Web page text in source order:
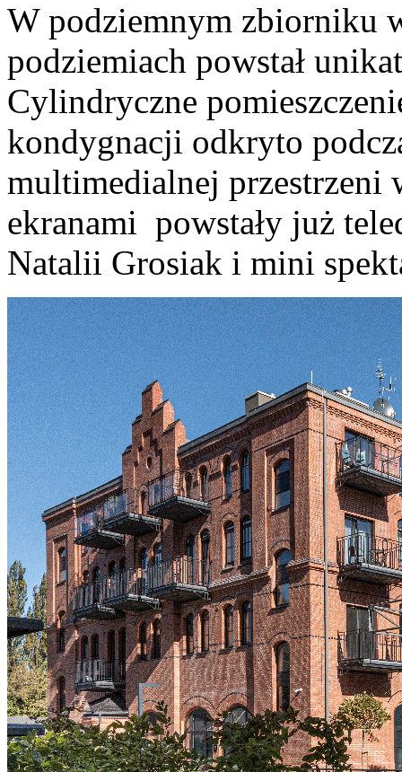
W podziemnym zbiorniku
podziemiach powstał
Cylindryczne
kondygnacji odkryto
multimedialnej przestrzeni
ekranami powstały już
Natalii Grosiak i mini